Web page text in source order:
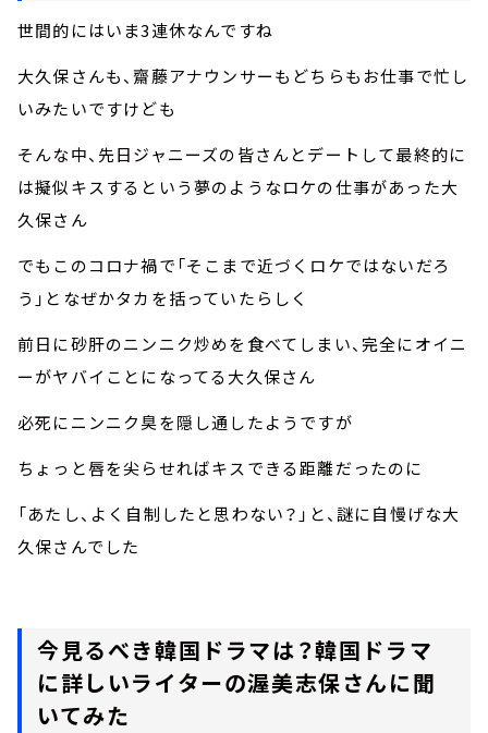
世間的にはいま3連休なんですね
大久保さんも、齋藤アナウンサーもどちらもお仕事で忙し
いみたいですけども
そんな中、先日ジャニーズの皆さんとデートして最終的に
は擬似キスするという夢のようなロケの仕事があった大
久保さん
でもこのコロナ禍で「そこまで近づくロケではないだろ
う」となぜかタカを括っていたらしく
前日に砂肝のニンニク炒めを食べてしまい、完全にオイニ
ーがヤバイことになってる大久保さん
必死にニンニク臭を隠し通したようですが
ちょっと唇を尖らせればキスできる距離だったのに
「あたし、よく自制したと思わない？」と、謎に自慢げな大
久保さんでした
今見るべき韓国ドラマは？韓国ドラマ
に詳しいライターの渥美志保さんに聞
いてみた